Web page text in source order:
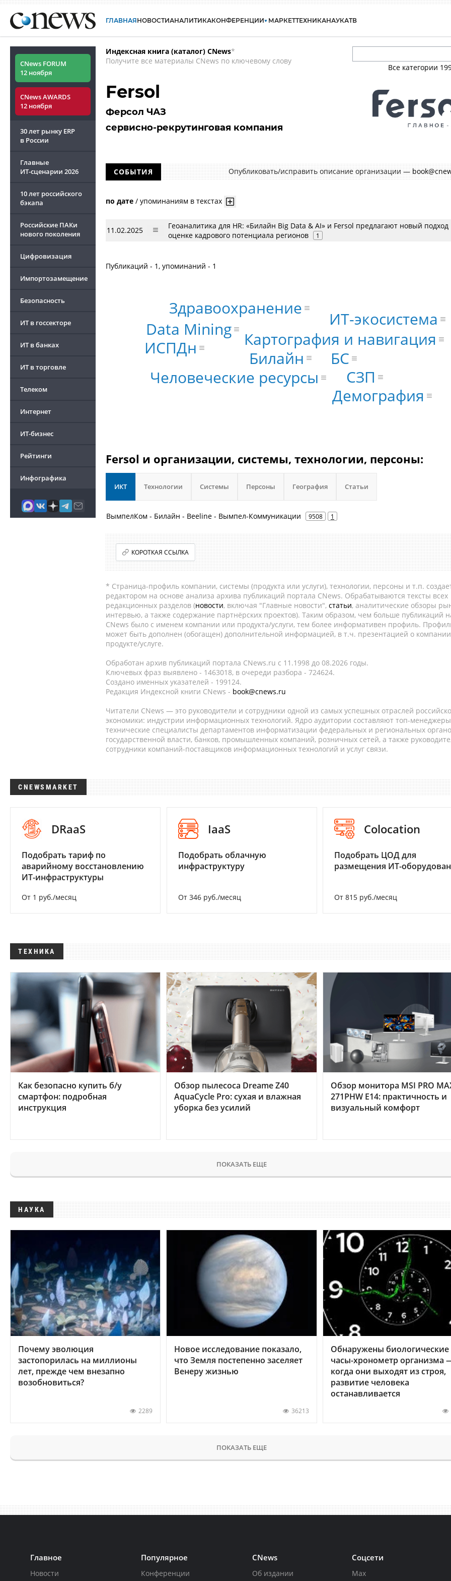
ГЛАВНАЯНОВОСТИАНАЛИТИКАКОНФЕРЕНЦИИ МАРКЕТТЕХНИКАНАУКАТВ
CNews FORUM
12 ноября
CNews AWARDS
12 ноября
30 лет рынку ERP
в России
Главные
ИТ-сценарии 2026
10 лет российского
бэкапа
Российские ПАКи
нового поколения
Цифровизация
Импортозамещение
Безопасность
ИТ в госсекторе
ИТ в банках
ИТ в торговле
Телеком
Интернет
ИТ-бизнес
Рейтинги
Инфографика
Индексная книга (каталог) CNews*
Получите все материалы CNews по ключевому слову
Все категории
Fersol
Ферсол ЧАЗ
сервисно-рекрутинговая компания
СОБЫТИЯ Опубликовать/исправить описание организации —
по дате / упоминаниям в текстах
11.02.2025
Геоаналитика для HR: «Билайн Big Data & AI» и Fersol предлагают новый подход
оценке кадрового потенциала регионов
1
Публикаций - 1, упоминаний - 1
Билайн
Картография и навигация
Человеческие ресурсы
СЗП
БС
Data Mining
ИСПДн
ИТ-экосистема
Демография
Здравоохранение
Fersol и организации, системы, технологии, персоны:
ИКТ Технологии Системы Персоны География Статьи
ВымпелКом - Билайн - Beeline - Вымпел-Коммуникации 9508 1
КОРОТКАЯ ССЫЛКА
* Страница-профиль компании, системы (продукта или услуги), технологии, персоны и т.п.
редактором на основе анализа архива публикаций портала CNews. Обрабатываются тексты всех
редакционных разделов (новости, включая "Главные новости", статьи, аналитические обзоры
интервью, а также содержание партнёрских проектов). Таким образом, чем больше публикаций
CNews было с именем компании или продукта/услуги, тем более информативен профиль.
может быть дополнен (обогащен) дополнительной информацией, в т.ч. презентацией о
продукте/услуге.
Обработан архив публикаций портала CNews.ru c 11.1998 до 08.2026 годы.
Ключевых фраз выявлено - 1463018, в очереди разбора - 724624.
Создано именных указателей - 199124.
Редакция Индексной книги CNews - book@cnews.ru
Читатели CNews — это руководители и сотрудники одной из самых успешных отраслей
экономики: индустрии информационных технологий. Ядро аудитории составляют топ-
технические специалисты департаментов информатизации федеральных и региональных
государственной власти, банков, промышленных компаний, розничных сетей, а также
сотрудники компаний-поставщиков информационных технологий и услуг связи.
CNEWSMARKET
DRaaS
Подобрать тариф по
аварийному восстановлению
ИТ-инфраструктуры
От 1 руб./месяц
IaaS
Подобрать облачную
инфраструктуру
От 346 руб./месяц
Colocation
Подобрать ЦОД для
размещения ИТ-
От 815 руб./месяц
ТЕХНИКА
Как безопасно купить б/у
смартфон: подробная
инструкция
Обзор пылесоса Dreame Z40
AquaCycle Pro: сухая и влажная
уборка без усилий
Обзор монитора MSI PRO
271PHW E14: практичность и
визуальный комфорт
ПОКАЗАТЬ ЕЩЕ
НАУКА
Почему эволюция
застопорилась на миллионы
лет, прежде чем внезапно
возобновиться?
2289
Новое исследование показало,
что Земля постепенно заселяет
Венеру жизнью
36213
Обнаружены биологические
часы-хронометр организма
когда они выходят из строя,
развитие человека
останавливается
ПОКАЗАТЬ ЕЩЕ
Главное
Новости
Популярное
Конференции
CNews
Об издании
Соцсети
Max